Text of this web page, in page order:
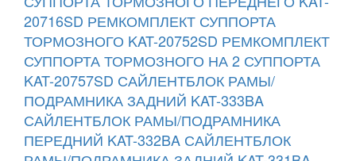
20716SD РЕМКОМПЛЕКТ СУППОРТА
ТОРМОЗНОГО KAT-20752SD РЕМКОМПЛЕКТ
СУППОРТА ТОРМОЗНОГО НА 2 СУППОРТА
KAT-20757SD САЙЛЕНТБЛОК РАМЫ/
ПОДРАМНИКА ЗАДНИЙ KAT-333BA
САЙЛЕНТБЛОК РАМЫ/ПОДРАМНИКА
ПЕРЕДНИЙ KAT-332BA САЙЛЕНТБЛОК